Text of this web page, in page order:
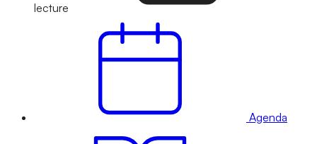
lecture
Agenda